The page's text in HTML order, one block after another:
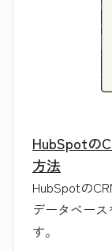
HubSpotの
方法
HubSpotの
データベー
す。